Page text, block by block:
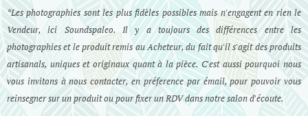
*Les photographies sont les plus fidèles possibles mais n'engagent en rien le
Vendeur, ici Soundspaleo. Il y a toujours des différences entre les
photographies et le produit remis au Acheteur, du fait qu'il s'agit des produits
artisanals, uniques et originaux quant à la pièce. C'est aussi pourquoi nous
vous invitons à nous contacter, en préference par émail, pour pouvoir vous
reinsegner sur un produit ou pour fixer un RDV dans notre salon d'écoute.